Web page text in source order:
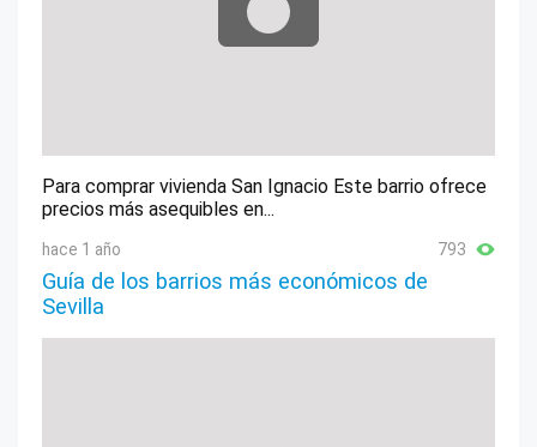
Para comprar vivienda San Ignacio Este barrio ofrece
precios más asequibles en...
hace 1 año 793
Guía de los barrios más económicos de
Sevilla